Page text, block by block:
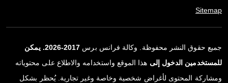
Sitemap
جميع حقوق النشر محفوظة. وكالة فرانس برس
2017-2026. يمكن
للمستخدمين الدخول إلى هذا الموقع واستخدامه والاطلاع على محتوياته
ومشاركة المحتوى لأغراض شخصية وخاصة وغير تجارية. يُحظر بشكل